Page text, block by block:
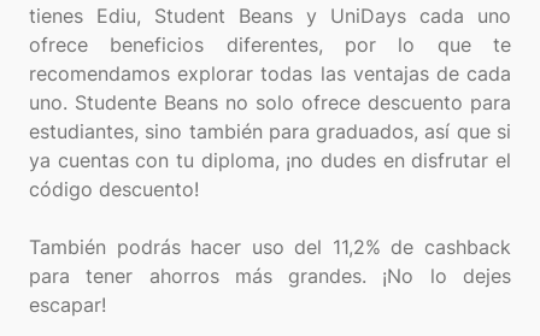
tienes Ediu, Student Beans y UniDays cada uno
ofrece beneficios diferentes, por lo que te
recomendamos explorar todas las ventajas de cada
uno. Studente Beans no solo ofrece descuento para
estudiantes, sino también para graduados, así que si
ya cuentas con tu diploma, ¡no dudes en disfrutar el
código descuento!
También podrás hacer uso del 11,2% de cashback
para tener ahorros más grandes. ¡No lo dejes